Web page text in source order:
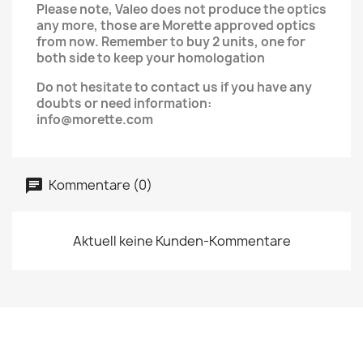
Please note, Valeo does not produce the optics
any more, those are Morette approved optics
from now. Remember to buy 2 units, one for
both side to keep your homologation
Do not hesitate to contact us if you have any
doubts or need information:
info@morette.com
Kommentare (0)
Aktuell keine Kunden-Kommentare